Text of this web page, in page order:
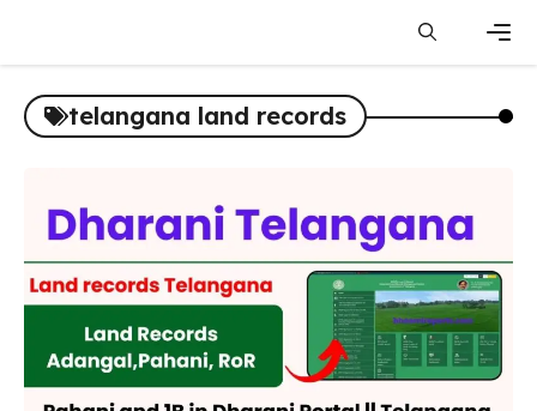
content
telangana land records